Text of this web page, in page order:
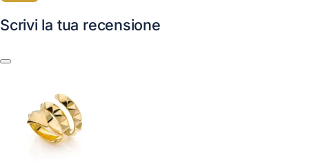
Scrivi la tua recensione